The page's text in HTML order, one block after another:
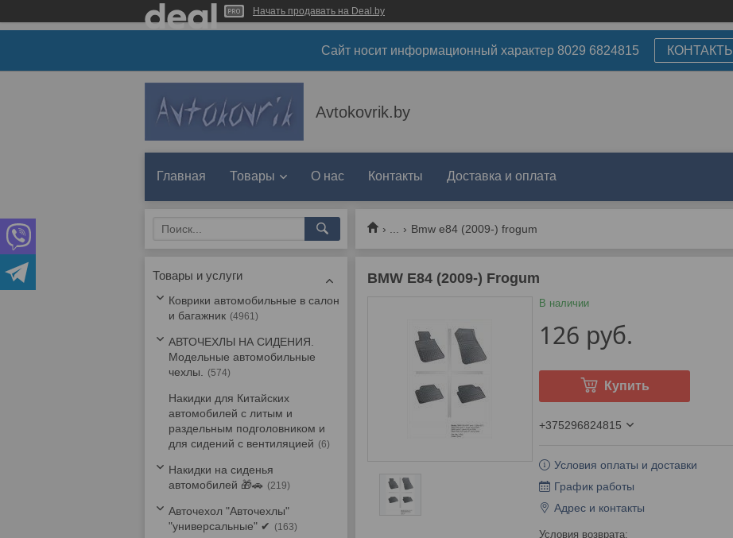
Начать продавать на Deal.by
Сайт носит информационный характер 8029 6824815 КОНТАКТЫ
Avtokovrik.by
Главная Товары О нас Контакты Доставка и оплата
Bmw e84 (2009-) frogum
BMW E84 (2009-) Frogum
В наличии
126 руб.
Купить
+375296824815
Условия оплаты и доставки
График работы
Адрес и контакты
Товары и услуги
Коврики автомобильные в салон
и багажник
4961
АВТОЧЕХЛЫ НА СИДЕНИЯ.
Модельные автомобильные
чехлы.
574
Накидки для Китайских
автомобилей с литым и
раздельным подголовником и
для сидений с вентиляцией
6
Накидки на сиденья
автомобилей 🎁🚗
219
Авточехол "Авточехлы"
"универсальные" ✔
163